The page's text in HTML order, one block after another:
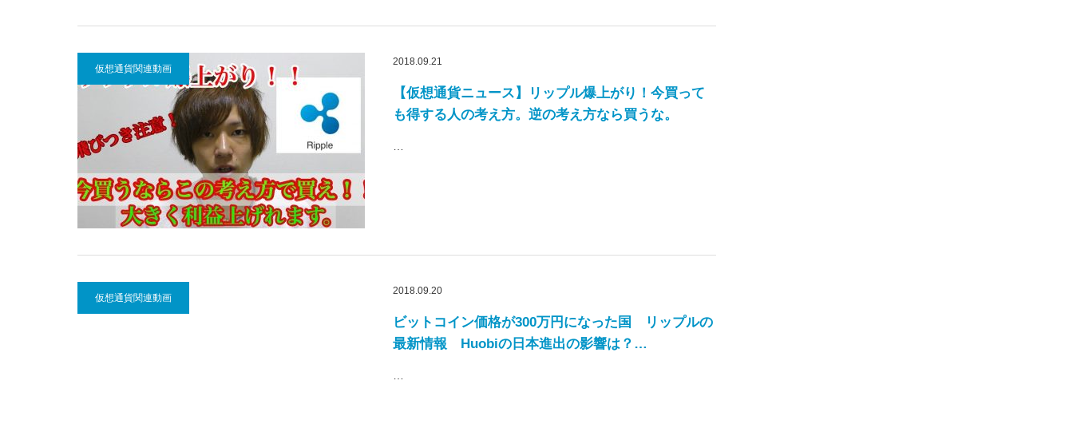
仮想通貨関連動画
2018.09.21
【仮想通貨ニュース】リップル爆上がり！今買って
も得する人の考え方。逆の考え方なら買うな。
仮想通貨関連動画
2018.09.20
ビットコイン価格が300万円になった国 リップルの
最新情報 Huobiの日本進出の影響は？…